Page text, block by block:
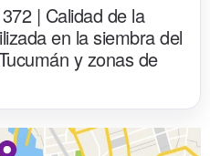
| Calidad de la
en la siembra del
y zonas de